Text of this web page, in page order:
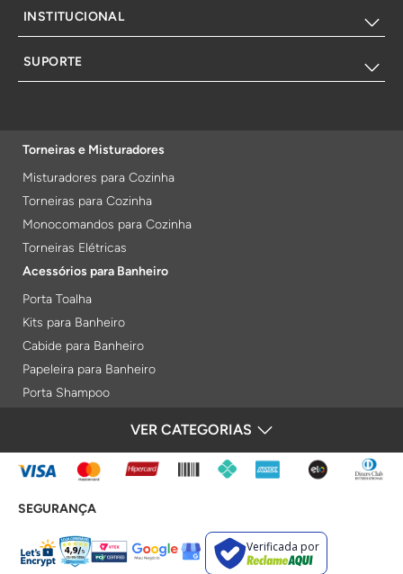
INSTITUCIONAL
SUPORTE
Torneiras e Misturadores
Misturadores para Cozinha
Torneiras para Cozinha
Monocomandos para Cozinha
Torneiras Elétricas
Acessórios para Banheiro
Porta Toalha
Kits para Banheiro
Cabide para Banheiro
Papeleira para Banheiro
Porta Shampoo
Porta Toalha Aquecido
Gabinetes para Banheiro
Lixeiras
Acabamentos e Registros
Bases de Registros
VER CATEGORIAS
FORMAS DE PAGAMENTO
SEGURANÇA
Verificada por